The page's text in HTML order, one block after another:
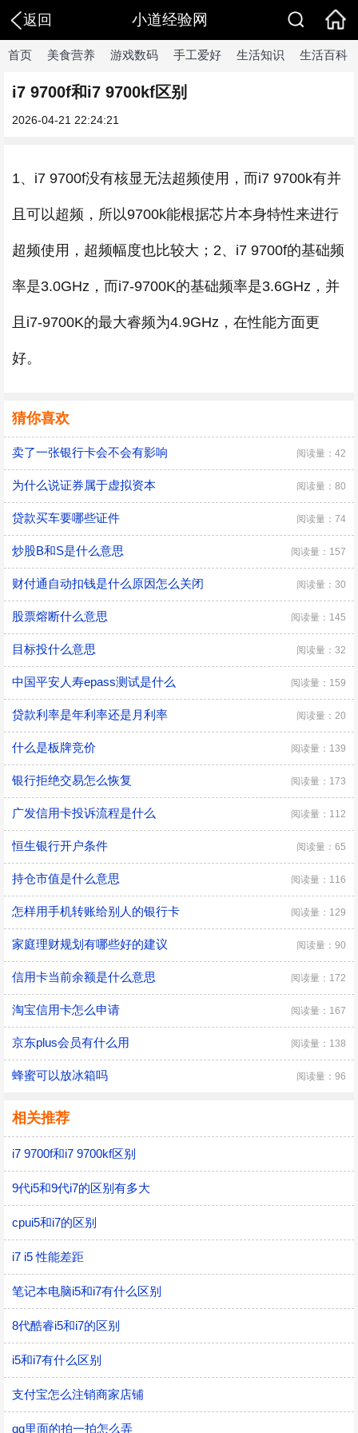
返回 小道经验网
首页 美食营养 游戏数码 手工爱好 生活知识 生活百科
i7 9700f和i7 9700kf区别
2026-04-21 22:24:21
1、i7 9700f没有核显无法超频使用，而i7 9700k有并
且可以超频，所以9700k能根据芯片本身特性来进行
超频使用，超频幅度也比较大；2、i7 9700f的基础频
率是3.0GHz，而i7-9700K的基础频率是3.6GHz，并
且i7-9700K的最大睿频为4.9GHz，在性能方面更
好。
猜你喜欢
卖了一张银行卡会不会有影响 阅读量：42
为什么说证券属于虚拟资本 阅读量：80
贷款买车要哪些证件 阅读量：74
炒股B和S是什么意思 阅读量：157
财付通自动扣钱是什么原因怎么关闭 阅读量：30
股票熔断什么意思 阅读量：145
目标投什么意思 阅读量：32
中国平安人寿epass测试是什么 阅读量：159
贷款利率是年利率还是月利率 阅读量：20
什么是板牌竞价 阅读量：139
银行拒绝交易怎么恢复 阅读量：173
广发信用卡投诉流程是什么 阅读量：112
恒生银行开户条件 阅读量：65
持仓市值是什么意思 阅读量：116
怎样用手机转账给别人的银行卡 阅读量：129
家庭理财规划有哪些好的建议 阅读量：90
信用卡当前余额是什么意思 阅读量：172
淘宝信用卡怎么申请 阅读量：167
京东plus会员有什么用 阅读量：138
蜂蜜可以放冰箱吗 阅读量：96
相关推荐
i7 9700f和i7 9700kf区别
9代i5和9代i7的区别有多大
cpui5和i7的区别
i7 i5 性能差距
笔记本电脑i5和i7有什么区别
8代酷睿i5和i7的区别
i5和i7有什么区别
支付宝怎么注销商家店铺
qq里面的拍一拍怎么弄